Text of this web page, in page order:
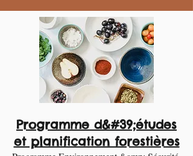
Programme d&#39;études
et planification forestières